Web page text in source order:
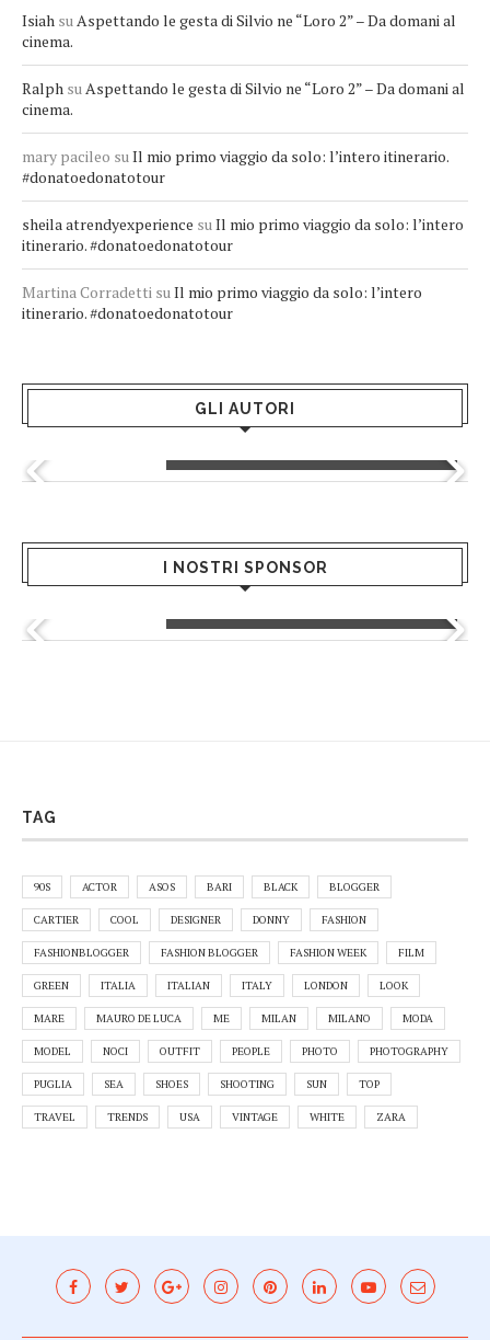
Isiah suAspettando le gesta di Silvio ne “Loro 2” – Da domani al
cinema.
Ralph suAspettando le gesta di Silvio ne “Loro 2” – Da domani al
cinema.
mary pacileo suIl mio primo viaggio da solo: l’intero itinerario.
#donatoedonatotour
sheila atrendyexperience suIl mio primo viaggio da solo: l’intero
itinerario. #donatoedonatotour
Martina Corradetti suIl mio primo viaggio da solo: l’intero
itinerario. #donatoedonatotour
GLI AUTORI
I NOSTRI SPONSOR
TAG
90S ACTOR ASOS BARI BLACK BLOGGER
CARTIER COOL DESIGNER DONNY FASHION
FASHIONBLOGGER FASHION BLOGGER FASHION WEEK FILM
GREEN ITALIA ITALIAN ITALY LONDON LOOK
MARE MAURO DE LUCA ME MILAN MILANO MODA
MODEL NOCI OUTFIT PEOPLE PHOTO PHOTOGRAPHY
PUGLIA SEA SHOES SHOOTING SUN TOP
TRAVEL TRENDS USA VINTAGE WHITE ZARA